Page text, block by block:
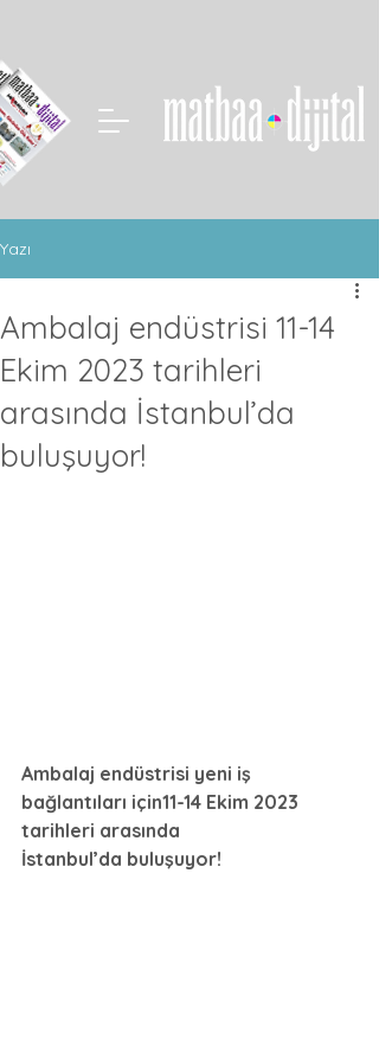
Yazı
Ambalaj endüstrisi 11-14
Ekim 2023 tarihleri ​​
arasında İstanbul’da
buluşuyor!
Ambalaj endüstrisi yeni iş
bağlantıları için11-14 Ekim 2023
tarihleri ​​arasında
İstanbul’da buluşuyor!